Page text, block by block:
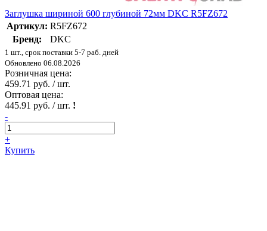
Заглушка шириной 600 глубиной 72мм DKC R5FZ672
Артикул: R5FZ672
Бренд:
DKC
1 шт., срок поставки 5-7 раб. дней
Обновлено 06.08.2026
Розничная цена:
459.71 руб. / шт.
Оптовая цена:
445.91 руб. / шт. !
-
+
Купить